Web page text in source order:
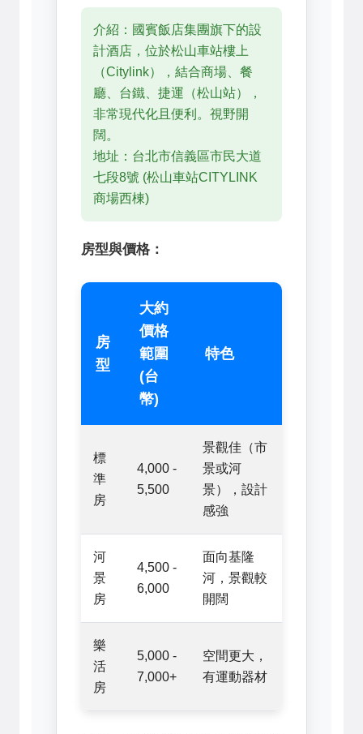
介紹：國賓飯店集團旗下的設
計酒店，位於松山車站樓上
（Citylink），結合商場、餐
廳、台鐵、捷運（松山站），
非常現代化且便利。視野開
闊。
地址：台北市信義區市民大道
七段8號 (松山車站CITYLINK
商場西棟)
房型與價格：
房
型
大約
價格
範圍
(台
幣)
特色
標
準
房
4,000 -
5,500
景觀佳（市
景或河
景），設計
感強
河
景
房
4,500 -
6,000
面向基隆
河，景觀較
開闊
樂
活
房
5,000 -
7,000+
空間更大，
有運動器材